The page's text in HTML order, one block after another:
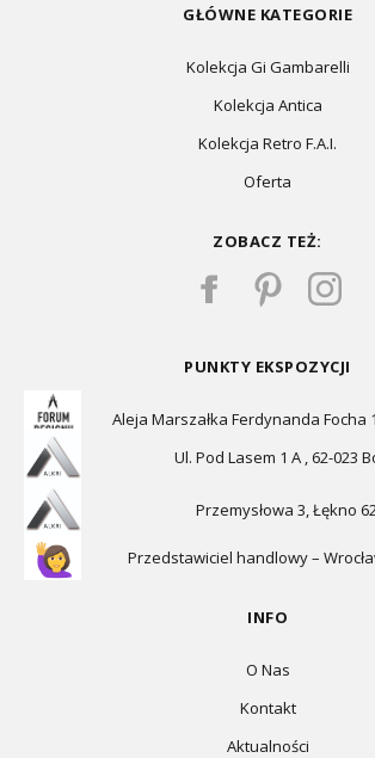
GŁÓWNE KATEGORIE
Kolekcja Gi Gambarelli
Kolekcja Antica
Kolekcja Retro F.A.I.
Oferta
ZOBACZ TEŻ:
PUNKTY EKSPOZYCJI
Aleja Marszałka Ferdynanda Focha
Ul. Pod Lasem 1 A , 62-023
Przemysłowa 3, Łękno
Przedstawiciel handlowy –
INFO
O Nas
Kontakt
Aktualności